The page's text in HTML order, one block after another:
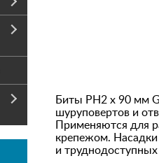
Биты PH2 х 90 мм
шуруповертов и
Применяются для
крепежом.
и труднодоступных